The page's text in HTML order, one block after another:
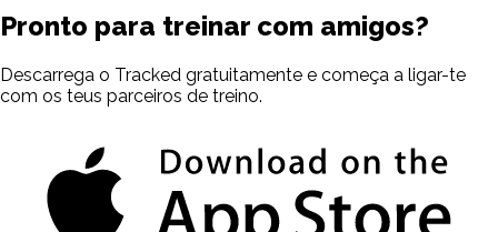
Pronto para treinar com amigos?
Descarrega o Tracked gratuitamente e começa a ligar-te
com os teus parceiros de treino.